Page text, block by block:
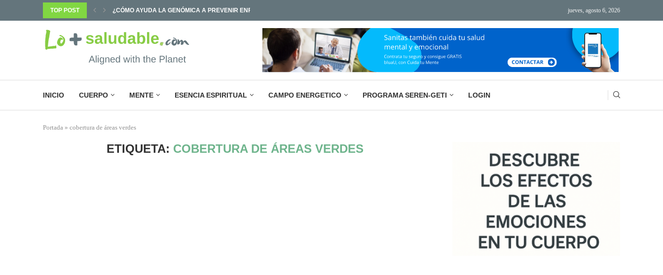
TOP POST
ENFERMEDADES Y... ¿POR QUÉ SABEMOS TANTO Y CAMBIAMOS TAN POCO? BASURA MENTAL: LA IMPORTANCIA DE
jueves, agosto 6, 2026
INICIO CUERPO MENTE ESENCIA ESPIRITUAL CAMPO ENERGETICO PROGRAMA SEREN-GETI LOGIN
Portada » cobertura de áreas verdes
ETIQUETA: COBERTURA DE ÁREAS VERDES